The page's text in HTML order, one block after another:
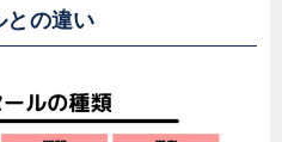
との違い